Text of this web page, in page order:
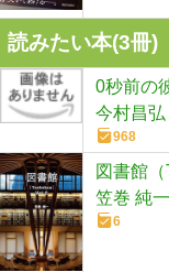
読みたい本(3冊)
0秒前の
今村昌弘
968
図書館
笠巻 純一
6